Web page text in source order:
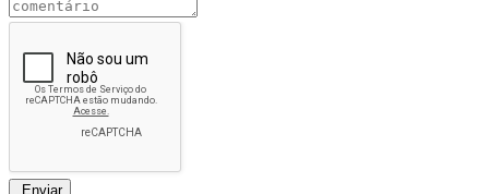
Enviar